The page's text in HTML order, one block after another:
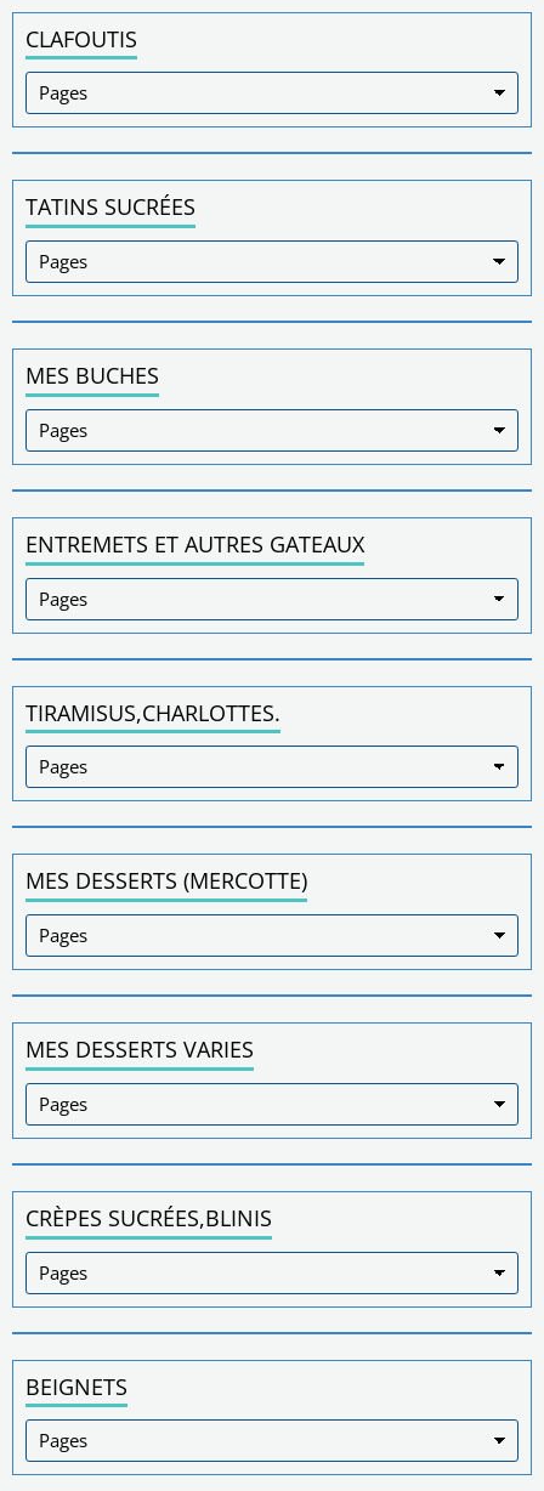
CLAFOUTIS
TATINS SUCRÉES
MES BUCHES
ENTREMETS ET AUTRES GATEAUX
TIRAMISUS,CHARLOTTES.
MES DESSERTS (MERCOTTE)
MES DESSERTS VARIES
CRÈPES SUCRÉES,BLINIS
BEIGNETS